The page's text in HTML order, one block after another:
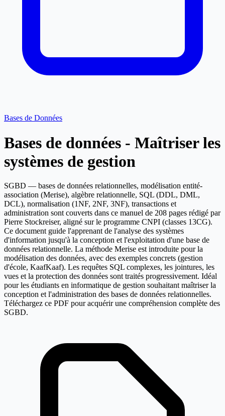
Bases de Données
Bases de données - Maîtriser les
systèmes de gestion
SGBD — bases de données relationnelles, modélisation entité-
association (Merise), algèbre relationnelle, SQL (DDL, DML,
DCL), normalisation (1NF, 2NF, 3NF), transactions et
administration sont couverts dans ce manuel de 208 pages rédigé par
Pierre Stockreiser, aligné sur le programme CNPI (classes 13CG).
Ce document guide l'apprenant de l'analyse des systèmes
d'information jusqu'à la conception et l'exploitation d'une base de
données relationnelle. La méthode Merise est introduite pour la
modélisation des données, avec des exemples concrets (gestion
d'école, KaafKaaf). Les requêtes SQL complexes, les jointures, les
vues et la protection des données sont traités progressivement. Idéal
pour les étudiants en informatique de gestion souhaitant maîtriser la
conception et l'administration des bases de données relationnelles.
Téléchargez ce PDF pour acquérir une compréhension complète des
SGBD.